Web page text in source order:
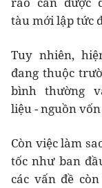
tàu mới lập tức
Tuy nhiên,
đang thuộc
bình thường
liệu - nguồn
Còn việc làm
tốc như ban
các vấn đề